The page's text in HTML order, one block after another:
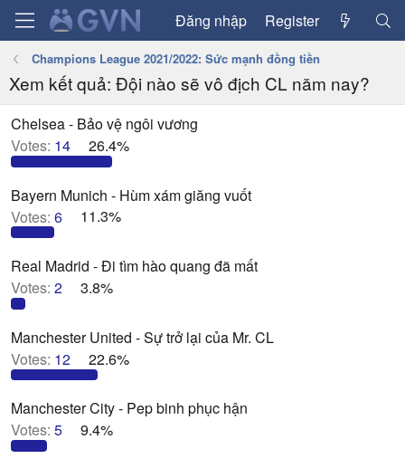
Đăng nhập Register
Champions League 2021/2022: Sức mạnh đồng tiền
Xem kết quả: Đội nào sẽ vô địch CL năm nay?
Chelsea - Bảo vệ ngôi vương
Votes: 14 26.4%
Bayern Munich - Hùm xám giăng vuốt
Votes: 6 11.3%
Real Madrid - Đi tìm hào quang đã mất
Votes: 2 3.8%
Manchester United - Sự trở lại của Mr. CL
Votes: 12 22.6%
Manchester City - Pep binh phục hận
Votes: 5 9.4%